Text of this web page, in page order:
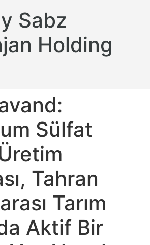
Sabz
Holding
Sülfat
Tahran
Tarım
Aktif Bir